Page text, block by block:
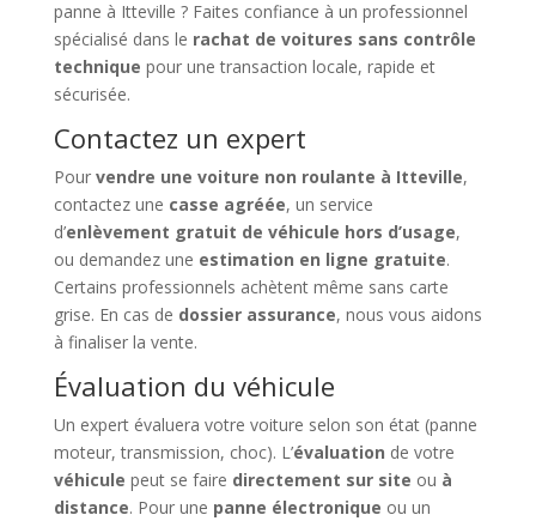
panne à Itteville ? Faites confiance à un professionnel
spécialisé dans le rachat de voitures sans contrôle
technique pour une transaction locale, rapide et
sécurisée.
Contactez un expert
Pour vendre une voiture non roulante à Itteville,
contactez une casse agréée, un service
d’enlèvement gratuit de véhicule hors d’usage,
ou demandez une estimation en ligne gratuite.
Certains professionnels achètent même sans carte
grise. En cas de dossier assurance, nous vous aidons
à finaliser la vente.
Évaluation du véhicule
Un expert évaluera votre voiture selon son état (panne
moteur, transmission, choc). L’évaluation de votre
véhicule peut se faire directement sur site ou à
distance. Pour une panne électronique ou un